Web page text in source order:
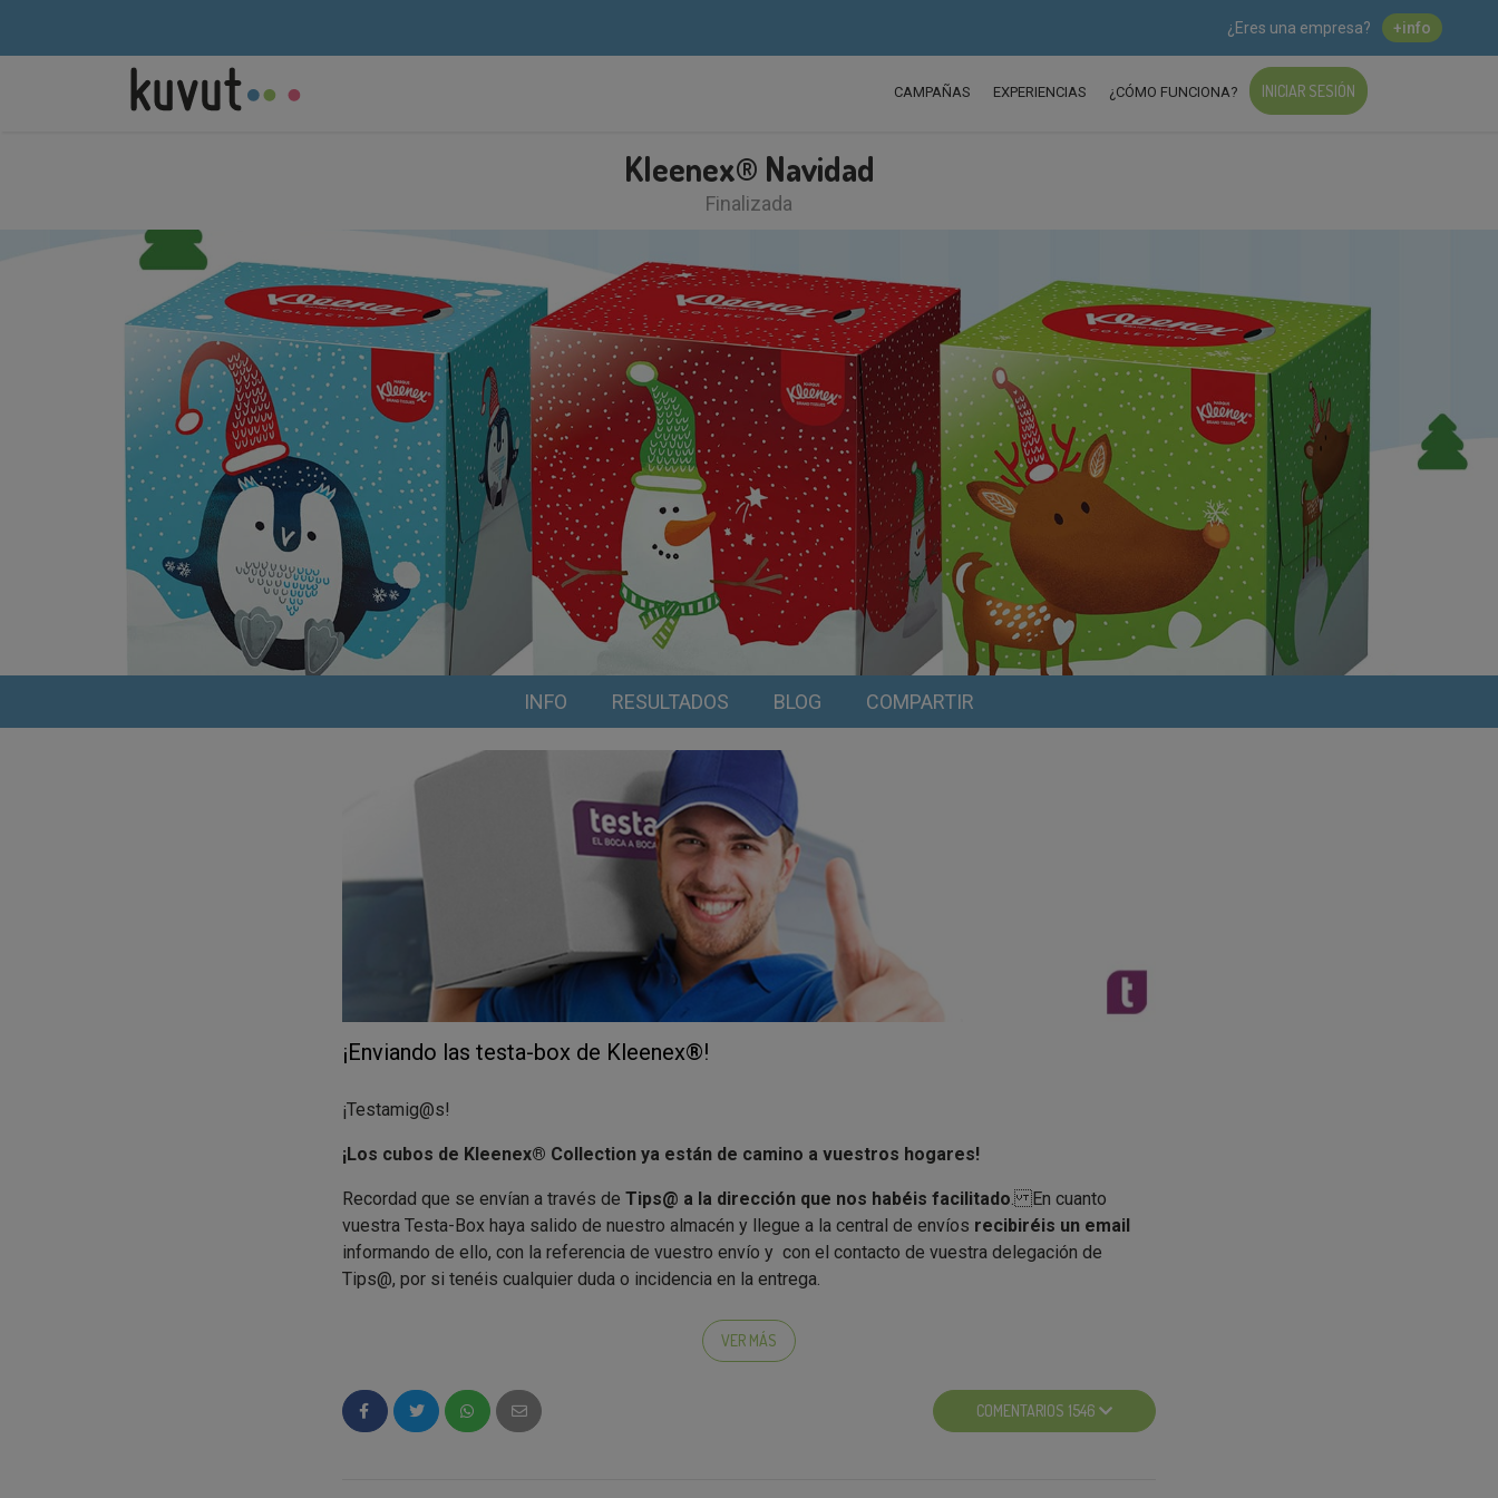
¿Eres una empresa? +info
CAMPAÑAS EXPERIENCIAS ¿CÓMO FUNCIONA? INICIAR SESIÓN
Kleenex® Navidad
Finalizada
INFO RESULTADOS BLOG COMPARTIR
¡Enviando las testa-box de Kleenex®!
¡Testamig@s!
¡Los cubos de Kleenex® Collection ya están de camino a vuestros hogares!
Recordad que se envían a través de Tips@ a la dirección que nos habéis facilitado . En cuanto
vuestra Testa-Box haya salido de nuestro almacén y llegue a la central de envíos recibiréis un email
informando de ello, con la referencia de vuestro envío y con el contacto de vuestra delegación de
Tips@, por si tenéis cualquier duda o incidencia en la entrega.
¿Ya habéis buscado un buen lugar para tener los cubos de Kleenex siempre a mano y que
¿Están preparad@s ya tod@s vuestr@s colaborador@s?
VER MÁS
COMENTARIOS 1546